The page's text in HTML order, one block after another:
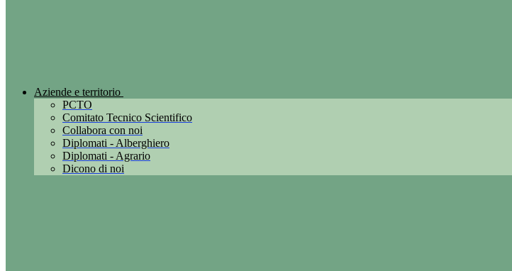
Aziende e territorio
PCTO
Comitato Tecnico Scientifico
Collabora con noi
Diplomati - Alberghiero
Diplomati - Agrario
Dicono di noi